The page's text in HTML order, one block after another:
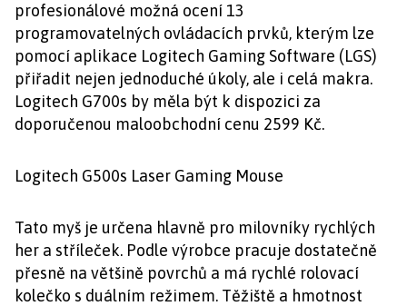
profesionálové možná ocení 13
programovatelných ovládacích prvků, kterým lze
pomocí aplikace Logitech Gaming Software (LGS)
přiřadit nejen jednoduché úkoly, ale i celá makra.
Logitech G700s by měla být k dispozici za
doporučenou maloobchodní cenu 2599 Kč.
Logitech G500s Laser Gaming Mouse
Tato myš je určena hlavně pro milovníky rychlých
her a stříleček. Podle výrobce pracuje dostatečně
přesně na většině povrchů a má rychlé rolovací
kolečko s duálním režimem. Těžiště a hmotnost